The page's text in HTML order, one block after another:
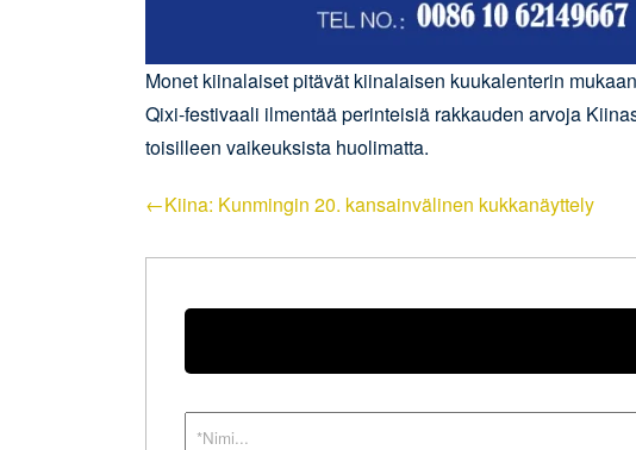
Monet kiinalaiset pitävät kiinalaisen kuukalenterin
Qixi-festivaali ilmentää perinteisiä rakkauden arvoja
toisilleen vaikeuksista huolimatta.
←Kiina: Kunmingin 20. kansainvälinen kukkanäyttely